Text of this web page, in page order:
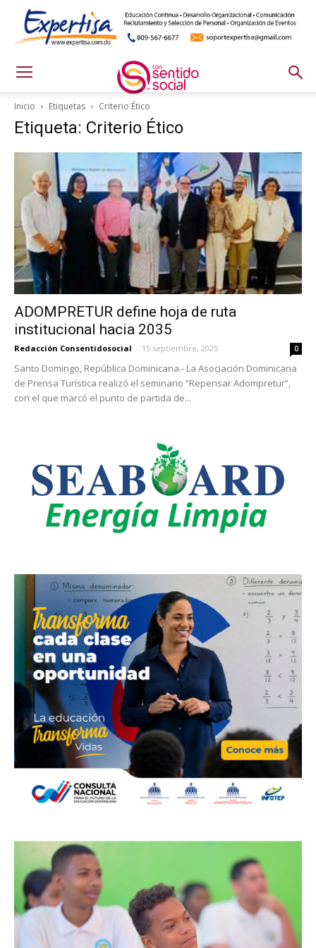
Inicio Etiquetas Criterio Ético
Etiqueta: Criterio Ético
ADOMPRETUR define hoja de ruta
institucional hacia 2035
Redacción Consentidosocial - 15 septiembre, 2025 0
Santo Domingo, República Dominicana.- La Asociación Dominicana
de Prensa Turística realizó el seminario “Repensar Adompretur”,
con el que marcó el punto de partida de...